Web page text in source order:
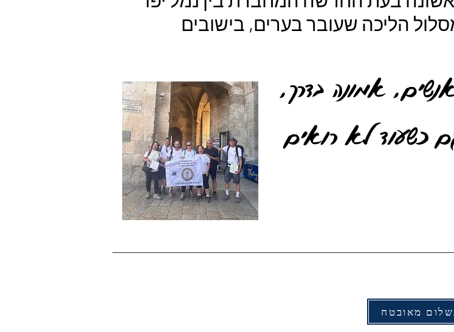
111 ק"מ של מסלול הליכה שעובר בערים, בישובים
אמונה בדרך,
כשעוד לא רואים
מאובטח